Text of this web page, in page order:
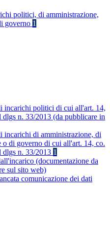
politici, di amministrazione,
governo 1
incarichi politici di cui all'art. 14,
dlgs n. 33/2013 (da pubblicare in
incarichi di amministrazione, di
o di governo di cui all'art. 14, co.
dlgs n. 33/2013 1
(documentazione da
sul sito web)
comunicazione dei dati